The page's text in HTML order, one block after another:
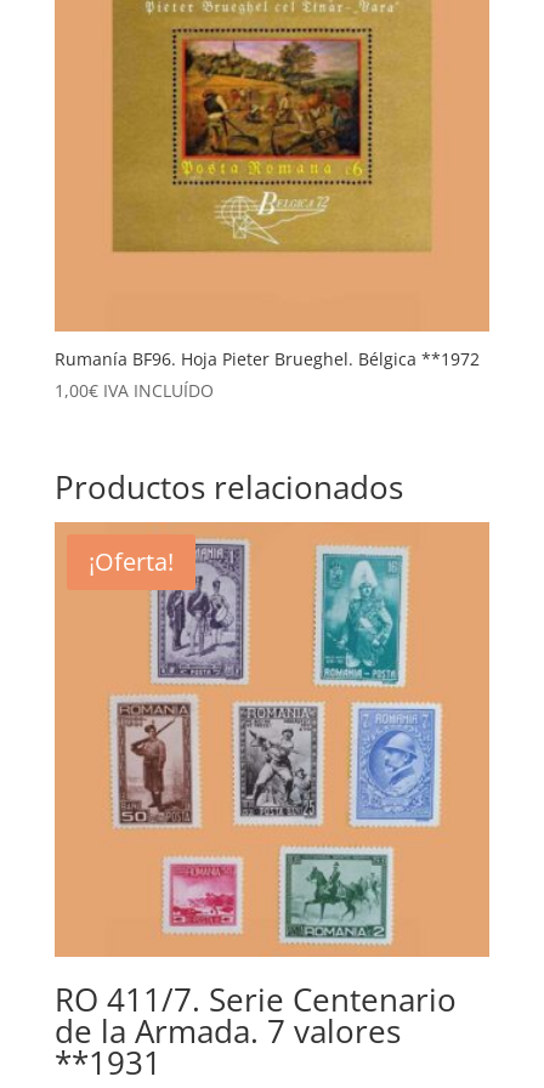
Rumanía BF96. Hoja Pieter Brueghel. Bélgica **1972
1,00€ IVA INCLUÍDO
Productos relacionados
¡Oferta!
RO 411/7. Serie Centenario
de la Armada. 7 valores
**1931